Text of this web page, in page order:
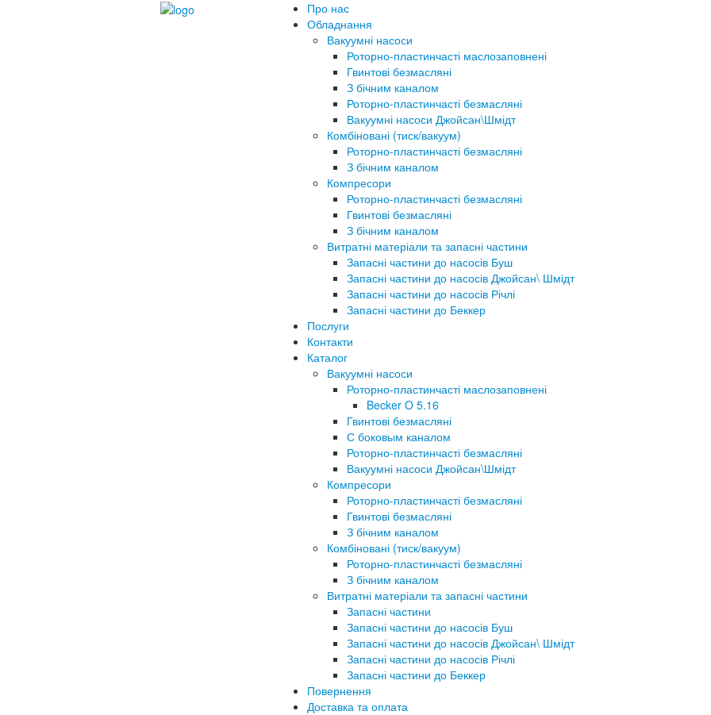
Про нас
Обладнання
Вакуумні насоси
Роторно-пластинчасті маслозаповнені
Гвинтові безмасляні
З бічним каналом
Роторно-пластинчасті безмасляні
Вакуумні насоси Джойсан\Шмідт
Комбіновані (тиск/вакуум)
Роторно-пластинчасті безмасляні
З бічним каналом
Компресори
Роторно-пластинчасті безмасляні
Гвинтові безмасляні
З бічним каналом
Витратні матеріали та запасні частини
Запасні частини до насосів Буш
Запасні частини до насосів Джойсан\ Шмідт
Запасні частини до насосів Річлі
Запасні частини до Беккер
Послуги
Контакти
Каталог
Вакуумні насоси
Роторно-пластинчасті маслозаповнені
Becker O 5.16
Гвинтові безмасляні
С боковым каналом
Роторно-пластинчасті безмасляні
Вакуумні насоси Джойсан\Шмідт
Компресори
Роторно-пластинчасті безмасляні
Гвинтові безмасляні
З бічним каналом
Комбіновані (тиск/вакуум)
Роторно-пластинчасті безмасляні
З бічним каналом
Витратні матеріали та запасні частини
Запасні частини
Запасні частини до насосів Буш
Запасні частини до насосів Джойсан\ Шмідт
Запасні частини до насосів Річлі
Запасні частини до Беккер
Повернення
Доставка та оплата